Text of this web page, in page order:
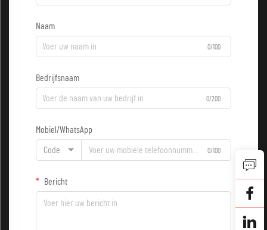
Naam
0/100
Bedrijfsnaam
0/200
Mobiel/WhatsApp
Code 0/100
Bericht